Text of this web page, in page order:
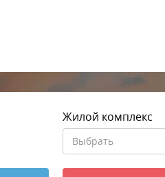
Жилой комплекс
Выбрать